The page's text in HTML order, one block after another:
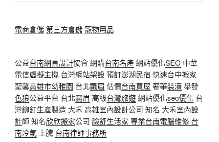
電商倉儲第三方倉儲寵物用品
公益台南網頁設計協會 網購台南名產網站優化SEO 中華
電信虛擬主機 台灣網站架設預訂澎湖民宿 快速台中搬家
聖馨高雄市幼稚園 台北飄眉 估價台南買屋 奢華裝潢舉發
色狼公益平台 台北霧眉 高級台灣旅遊網站優化seo優化 台
灣鉚釘生產製造 大禾高雄室內設計公司 知名 大禾室內設
計師 知名欣欣搬家公司 臉舒生活家 專業台南電腦維修 台
南冷氣 上騰 台南律師事務所